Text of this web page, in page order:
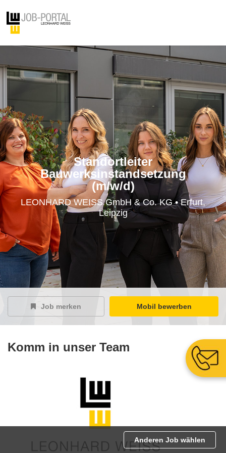
Standortleiter
Bauwerksinstandsetzung
(m/w/d)
LEONHARD WEISS GmbH & Co. KG • Erfurt,
Leipzig
Job merken Mobil bewerben
Komm in unser Team
Anderen Job wählen